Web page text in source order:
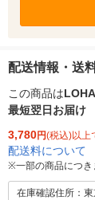
配送情報・送
この商品は
最短翌日お届け
3,780円(税込)以上
配送料について
※一部の商品につき
在庫確認住所：